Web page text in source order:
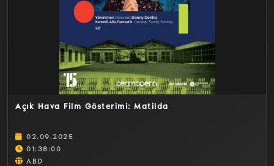
Açık Hava Film Gösterimi: Matilda
02.09.2025
01:38:00
ABD